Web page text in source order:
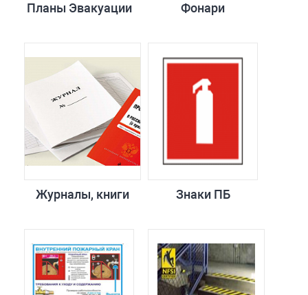
Планы Эвакуации Фонари
Журналы, книги Знаки ПБ